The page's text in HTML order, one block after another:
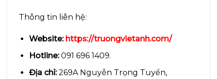
Thông tin liên hệ:
Website: https://truongvietanh.com/
Hotline:091 696 1409.
Địa chỉ:269A Nguyễn Trọng Tuyển,